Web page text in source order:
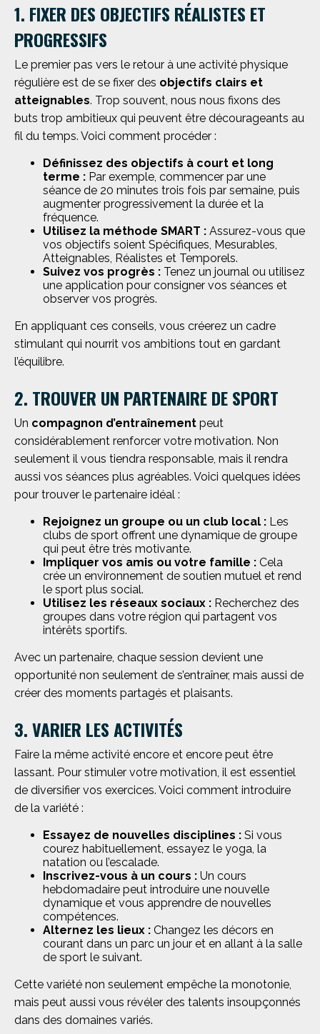
1. FIXER DES OBJECTIFS RÉALISTES ET
PROGRESSIFS
Le premier pas vers le retour à une activité physique
régulière est de se fixer des objectifs clairs et
atteignables. Trop souvent, nous nous fixons des
buts trop ambitieux qui peuvent être décourageants au
fil du temps. Voici comment procéder :
Définissez des objectifs à court et long
terme : Par exemple, commencer par une
séance de 20 minutes trois fois par semaine, puis
augmenter progressivement la durée et la
fréquence.
Utilisez la méthode SMART : Assurez-vous que
vos objectifs soient Spécifiques, Mesurables,
Atteignables, Réalistes et Temporels.
Suivez vos progrès : Tenez un journal ou utilisez
une application pour consigner vos séances et
observer vos progrès.
En appliquant ces conseils, vous créerez un cadre
stimulant qui nourrit vos ambitions tout en gardant
l’équilibre.
2. TROUVER UN PARTENAIRE DE SPORT
Un compagnon d’entraînement peut
considérablement renforcer votre motivation. Non
seulement il vous tiendra responsable, mais il rendra
aussi vos séances plus agréables. Voici quelques idées
pour trouver le partenaire idéal :
Rejoignez un groupe ou un club local : Les
clubs de sport offrent une dynamique de groupe
qui peut être très motivante.
Impliquer vos amis ou votre famille : Cela
crée un environnement de soutien mutuel et rend
le sport plus social.
Utilisez les réseaux sociaux : Recherchez des
groupes dans votre région qui partagent vos
intérêts sportifs.
Avec un partenaire, chaque session devient une
opportunité non seulement de s’entraîner, mais aussi de
créer des moments partagés et plaisants.
3. VARIER LES ACTIVITÉS
Faire la même activité encore et encore peut être
lassant. Pour stimuler votre motivation, il est essentiel
de diversifier vos exercices. Voici comment introduire
de la variété :
Essayez de nouvelles disciplines : Si vous
courez habituellement, essayez le yoga, la
natation ou l’escalade.
Inscrivez-vous à un cours : Un cours
hebdomadaire peut introduire une nouvelle
dynamique et vous apprendre de nouvelles
compétences.
Alternez les lieux : Changez les décors en
courant dans un parc un jour et en allant à la salle
de sport le suivant.
Cette variété non seulement empêche la monotonie,
mais peut aussi vous révéler des talents insoupçonnés
dans des domaines variés.